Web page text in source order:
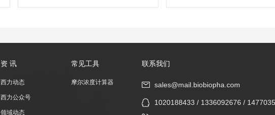
资 讯
西力动态
西力公众号
领域动态
常见工具
摩尔浓度计算器
联系我们
sales@mail.biobiopha.com
1020188433 / 1336092676 /